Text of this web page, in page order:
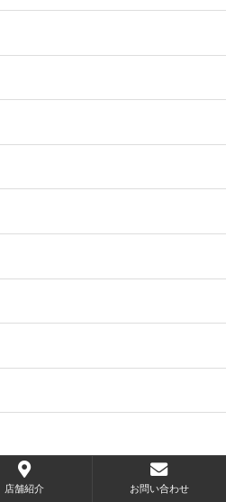
店舗紹介 お問い合わせ